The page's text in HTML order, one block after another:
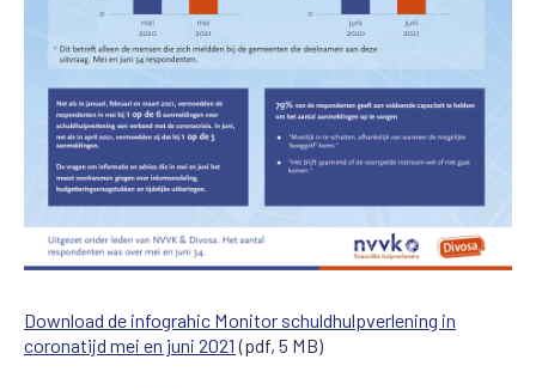
Download de infograhic Monitor schuldhulpverlening in
coronatijd mei en juni 2021 (pdf, 5 MB)